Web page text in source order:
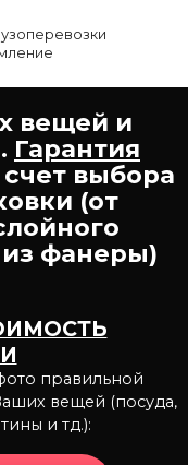
вещей и
Гарантия
выбора
(от
фанеры)
правильной
вещей (посуда,
и тд.):